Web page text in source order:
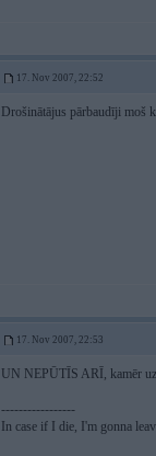
17. Nov 2007, 22:52
Drošinātājus pārbaudīji moš
17. Nov 2007, 22:53
UN NEPŪTĪS ARĪ, kamēr
-----------------
In case if I die, I'm gonna